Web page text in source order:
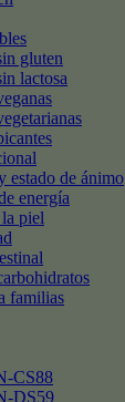
gluten
lactosa
estado de ánimo
energía
piel
familias
CS88
DS59